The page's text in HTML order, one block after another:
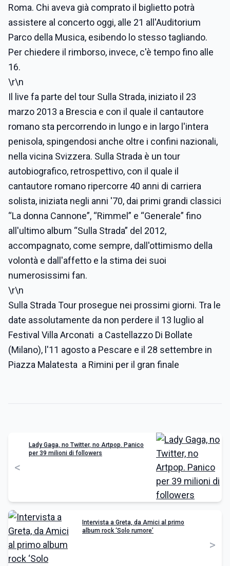
Roma. Chi aveva già comprato il biglietto potrà
assistere al concerto oggi, alle 21 all'Auditorium
Parco della Musica, esibendo lo stesso tagliando.
Per chiedere il rimborso, invece, c'è tempo fino alle
16.
\r\n
Il live fa parte del tour Sulla Strada, iniziato il 23
marzo 2013 a Brescia e con il quale il cantautore
romano sta percorrendo in lungo e in largo l'intera
penisola, spingendosi anche oltre i confini nazionali,
nella vicina Svizzera. Sulla Strada è un tour
autobiografico, retrospettivo, con il quale il
cantautore romano ripercorre 40 anni di carriera
solista, iniziata negli anni '70, dai primi grandi classici
“La donna Cannone”, “Rimmel” e “Generale” fino
all'ultimo album “Sulla Strada” del 2012,
accompagnato, come sempre, dall'ottimismo della
volontà e dall'affetto e la stima dei suoi
numerosissimi fan.
\r\n
Sulla Strada Tour prosegue nei prossimi giorni. Tra le
date assolutamente da non perdere il 13 luglio al
Festival Villa Arconati a Castellazzo Di Bollate
(Milano), l'11 agosto a Pescare e il 28 settembre in
Piazza Malatesta a Rimini per il gran finale
<
Lady Gaga, no Twitter, no Artpop. Panico
per 39 milioni di followers
Intervista a Greta, da Amici al primo
album rock ‘Solo rumore’
>